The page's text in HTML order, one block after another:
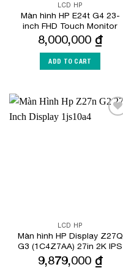
LCD HP
Màn hình HP E24t G4 23-
inch FHD Touch Monitor
8,000,000 ₫
ADD TO CART
LCD HP
Màn hình HP Display Z27Q
G3 (1C4Z7AA) 27in 2K IPS
9,879,000 ₫